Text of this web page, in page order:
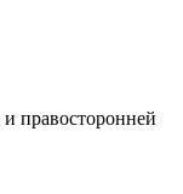
правосторонней